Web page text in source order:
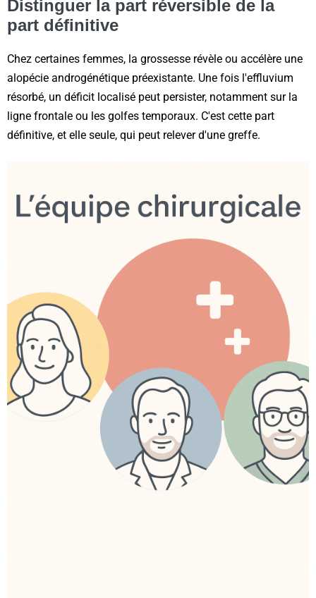
Distinguer la part réversible de la
part définitive
Chez certaines femmes, la grossesse révèle ou accélère une
alopécie androgénétique préexistante. Une fois l'effluvium
résorbé, un déficit localisé peut persister, notamment sur la
ligne frontale ou les golfes temporaux. C'est cette part
définitive, et elle seule, qui peut relever d'une greffe.